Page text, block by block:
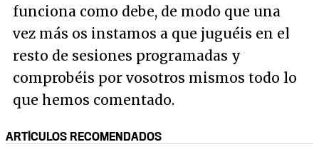
funciona como debe, de modo que una
vez más os instamos a que juguéis en el
resto de sesiones programadas y
comprobéis por vosotros mismos todo lo
que hemos comentado.
ARTÍCULOS RECOMENDADOS